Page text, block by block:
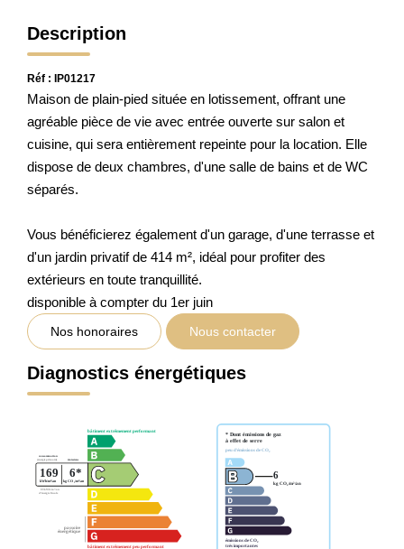
Description
Réf : IP01217
Maison de plain-pied située en lotissement, offrant une
agréable pièce de vie avec entrée ouverte sur salon et
cuisine, qui sera entièrement repeinte pour la location. Elle
dispose de deux chambres, d'une salle de bains et de WC
séparés.
Vous bénéficierez également d'un garage, d'une terrasse et
d'un jardin privatif de 414 m², idéal pour profiter des
extérieurs en toute tranquillité.
disponible à compter du 1er juin
Nos honoraires Nous contacter
Diagnostics énergétiques